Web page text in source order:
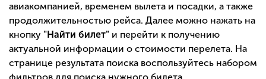
авиакомпанией, временем вылета и посадки, а также
продолжительностью рейса. Далее можно нажать на
кнопку "Найти билет" и перейти к получению
актуальной информации о стоимости перелета. На
странице результата поиска воспользуйтесь набором